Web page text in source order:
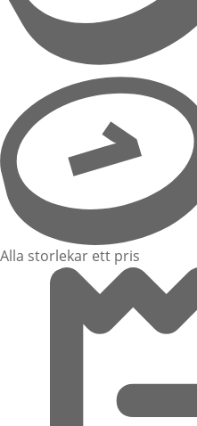
Alla storlekar ett pris